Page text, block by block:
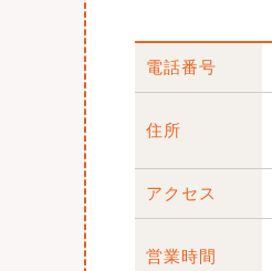
電話番号
住所
アクセス
営業時間